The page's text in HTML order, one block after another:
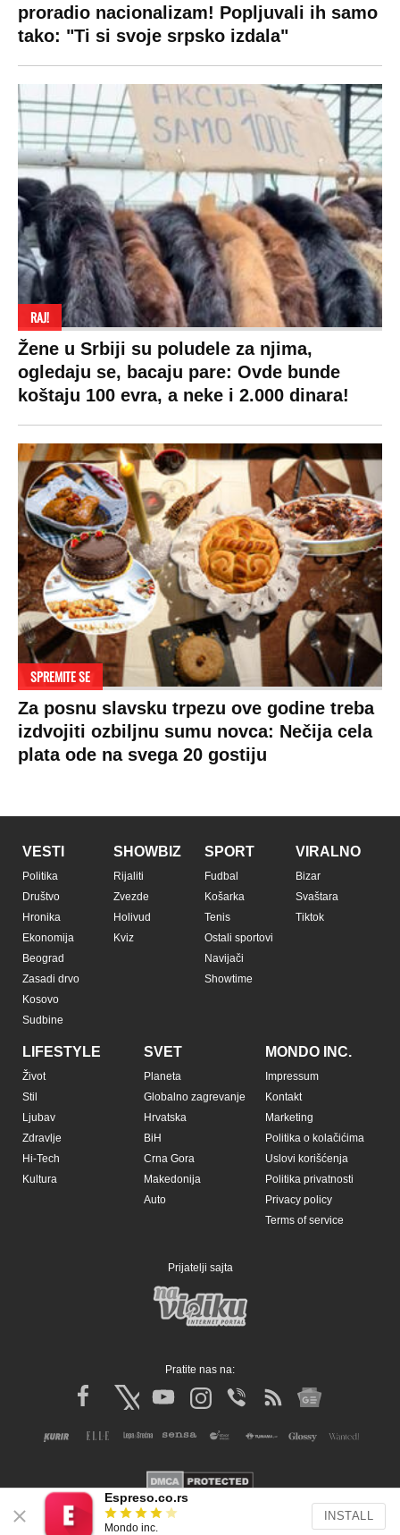
proradio nacionalizam! Popljuvali ih samo
tako: "Ti si svoje srpsko izdala"
RAJ!
Žene u Srbiji su poludele za njima,
ogledaju se, bacaju pare: Ovde bunde
koštaju 100 evra, a neke i 2.000 dinara!
SPREMITE SE
Za posnu slavsku trpezu ove godine treba
izdvojiti ozbiljnu sumu novca: Nečija cela
plata ode na svega 20 gostiju
VESTI
Politika
Društvo
Hronika
Ekonomija
Beograd
Zasadi drvo
Kosovo
Sudbine
SHOWBIZ
Rijaliti
Zvezde
Holivud
Kviz
SPORT
Fudbal
Košarka
Tenis
Ostali sportovi
Navijači
Showtime
VIRALNO
Bizar
Svaštara
Tiktok
LIFESTYLE
Život
Stil
Ljubav
Zdravlje
Hi-Tech
Kultura
SVET
Planeta
Globalno zagrevanje
Hrvatska
BiH
Crna Gora
Makedonija
Auto
MONDO INC.
Impressum
Kontakt
Marketing
Politika o kolačićima
Uslovi korišćenja
Politika privatnosti
Privacy policy
Terms of service
Prijatelji sajta
Pratite nas na:
Copyright © Espreso.co.rs 2026. Sva prava zadržana. Mondo inc.
Espreso.co.rs
Mondo inc.
INSTALL